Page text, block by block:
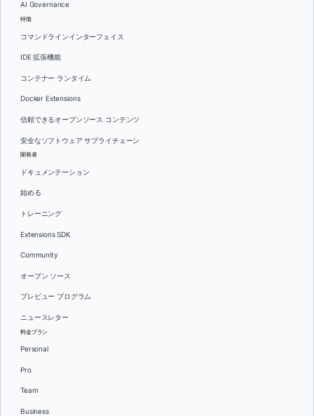
AI Governance
特徴
コマンドラインインターフェイス
IDE 拡張機能
コンテナー ランタイム
Docker Extensions
信頼できるオープンソース コンテンツ
安全なソフトウェア サプライチェーン
開発者
ドキュメンテーション
始める
トレーニング
Extensions SDK
Community
オープン ソース
プレビュー プログラム
ニュースレター
料金プラン
Personal
Pro
Team
Business